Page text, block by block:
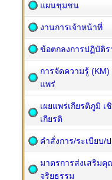
แผนชุมชน
งานการเจ้าหน้าที่
ข้อตกลงการปฏิบัติร
การจัดความรู้ (KM)
แพร่
เผยแพร่เกียรติภูมิ เ
เกียรติ
คำสั่งการ/ระเบียบ/
มาตรการส่งเสริมคุ
จริยธรรม